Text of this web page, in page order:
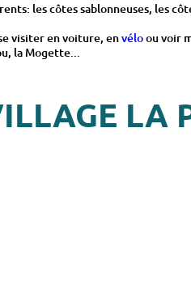
les côtes sablonneuses, les
visiter en voiture, envéloou voir
la Mogette...
LA